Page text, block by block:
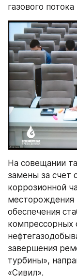
газового
На совещании
замены за счет
коррозионной
месторождения
обеспечения
компрессорных
завершения
турбины»,
«Сивил».